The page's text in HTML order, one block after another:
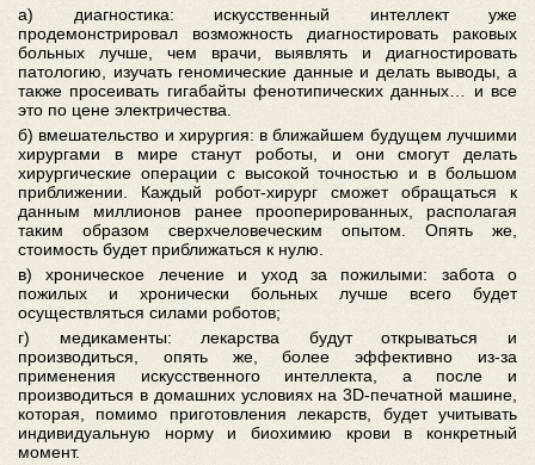
а) диагностика: искусственный интеллект уже
продемонстрировал возможность диагностировать раковых
больных лучше, чем врачи, выявлять и диагностировать
патологию, изучать геномические данные и делать выводы, а
также просеивать гигабайты фенотипических данных… и все
это по цене электричества.
б) вмешательство и хирургия: в ближайшем будущем лучшими
хирургами в мире станут роботы, и они смогут делать
хирургические операции с высокой точностью и в большом
приближении. Каждый робот-хирург сможет обращаться к
данным миллионов ранее прооперированных, располагая
таким образом сверхчеловеческим опытом. Опять же,
стоимость будет приближаться к нулю.
в) хроническое лечение и уход за пожилыми: забота о
пожилых и хронически больных лучше всего будет
осуществляться силами роботов;
г) медикаменты: лекарства будут открываться и
производиться, опять же, более эффективно из-за
применения искусственного интеллекта, а после и
производиться в домашних условиях на 3D-печатной машине,
которая, помимо приготовления лекарств, будет учитывать
индивидуальную норму и биохимию крови в конкретный
момент.